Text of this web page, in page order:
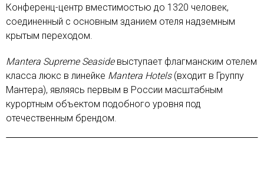
Конференц-центр вместимостью до 1320 человек,
соединенный с основным зданием отеля надземным
крытым переходом.
Mantera Supreme Seasideвыступает флагманским отелем
класса люкс в линейке Mantera Hotels(входит в Группу
Мантера), являясь первым в России масштабным
курортным объектом подобного уровня под
отечественным брендом.